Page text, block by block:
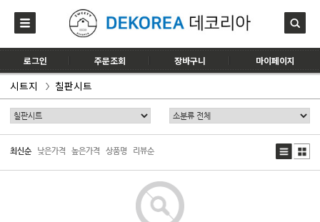
로그인 주문조회 장바구니 마이페이지
시트지 칠판시트
최신순 낮은가격 높은가격 상품명 리뷰순